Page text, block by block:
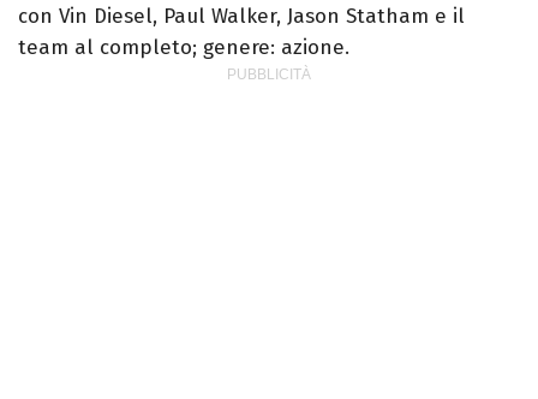
con Vin Diesel, Paul Walker, Jason Statham e il
team al completo; genere: azione.